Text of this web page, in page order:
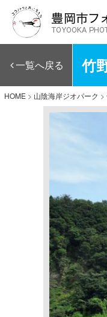
一覧へ戻る 竹
HOME > 山陰海岸ジオパーク >